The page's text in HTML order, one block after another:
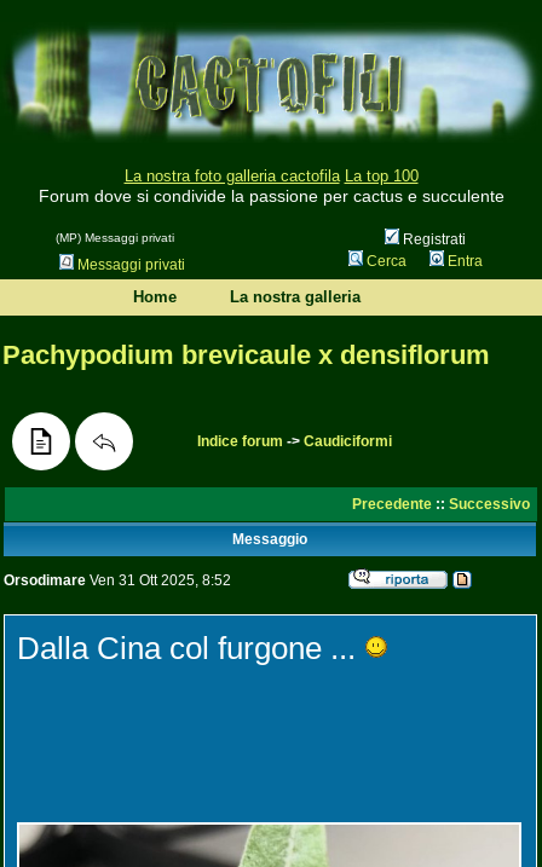
La nostra foto galleria cactofila La top 100
Forum dove si condivide la passione per cactus e succulente
(MP) Messaggi privati
Registrati
Messaggi privati
Cerca Entra
Home La nostra galleria
Pachypodium brevicaule x densiflorum
Indice forum -> Caudiciformi
Precedente :: Successivo
Messaggio
Orsodimare Ven 31 Ott 2025, 8:52
Dalla Cina col furgone ...